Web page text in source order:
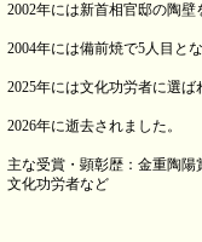
2002年には新首相官邸の陶壁
2004年には備前焼で5人目と
2025年には文化功労者に選ば
2026年に逝去されました。
主な受賞・顕彰歴：金重陶陽
文化功労者など